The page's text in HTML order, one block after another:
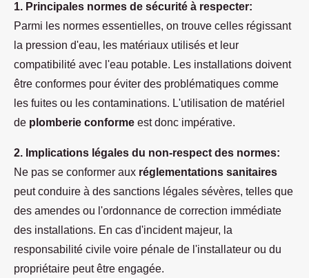
1. Principales normes de sécurité à respecter:
Parmi les normes essentielles, on trouve celles régissant
la pression d'eau, les matériaux utilisés et leur
compatibilité avec l'eau potable. Les installations doivent
être conformes pour éviter des problématiques comme
les fuites ou les contaminations. L'utilisation de matériel
de plomberie conforme est donc impérative.
2. Implications légales du non-respect des normes:
Ne pas se conformer aux réglementations sanitaires
peut conduire à des sanctions légales sévères, telles que
des amendes ou l'ordonnance de correction immédiate
des installations. En cas d'incident majeur, la
responsabilité civile voire pénale de l'installateur ou du
propriétaire peut être engagée.